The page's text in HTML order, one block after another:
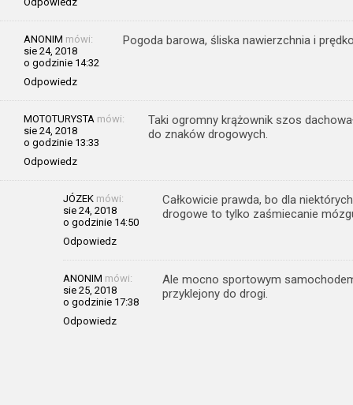
ANONIM mówi:
sie 24, 2018
o godzinie 14:32
Odpowiedz
Pogoda barowa, śliska nawierzchnia i
MOTOTURYSTA mówi:
sie 24, 2018
o godzinie 13:33
Odpowiedz
Taki ogromny krążownik szos
do znaków drogowych.
JÓZEK mówi:
sie 24, 2018
o godzinie 14:50
Odpowiedz
Całkowicie prawda, bo dla
drogowe to tylko zaśmiecanie
ANONIM mówi:
sie 25, 2018
o godzinie 17:38
Odpowiedz
Ale mocno sportowym
przyklejony do drogi.